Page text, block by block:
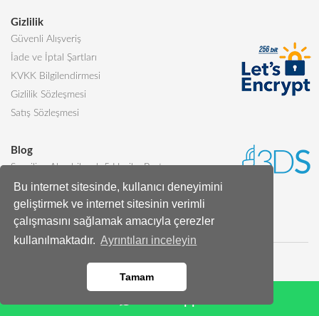
Bu internet sitesinde, kullanıcı deneyimini
geliştirmek ve internet sitesinin verimli
çalışmasını sağlamak amacıyla çerezler
kullanılmaktadır. Ayrıntıları inceleyin
Tamam
Gizlilik
Güvenli Alışveriş
İade ve İptal Şartları
KVKK Bilgilendirmesi
Gizlilik Sözleşmesi
Satış Sözleşmesi
Blog
Sevgiliye Alınabilecek 5 Harika Pasta
Butik Pasta Nedir?
Tüm Blog Yazıları